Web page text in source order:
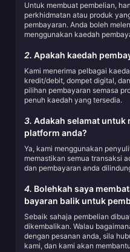
Untuk membuat pembelian,
perkhidmatan atau produk
pembayaran. Anda boleh
menggunakan kaedah
2. Apakah kaedah
Kami menerima pelbagai
kredit/debit, dompet digital,
pilihan pembayaran semasa
penuh kaedah yang tersedia.
3. Adakah selamat untuk
platform anda?
Ya, kami menggunakan
memastikan semua transaksi
dan pembayaran anda
4. Bolehkah saya
bayaran balik untuk
Sebaik sahaja pembelian
dikembalikan. Walau
dengan pesanan anda, sila
kami, dan kami akan